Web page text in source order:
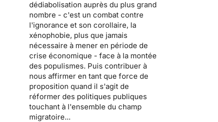
dédiabolisation auprès du plus grand
nombre - c'est un combat contre
l'ignorance et son corollaire, la
xénophobie, plus que jamais
nécessaire à mener en période de
crise économique - face à la montée
des populismes. Puis contribuer à
nous affirmer en tant que force de
proposition quand il s'agit de
réformer des politiques publiques
touchant à l'ensemble du champ
migratoire...